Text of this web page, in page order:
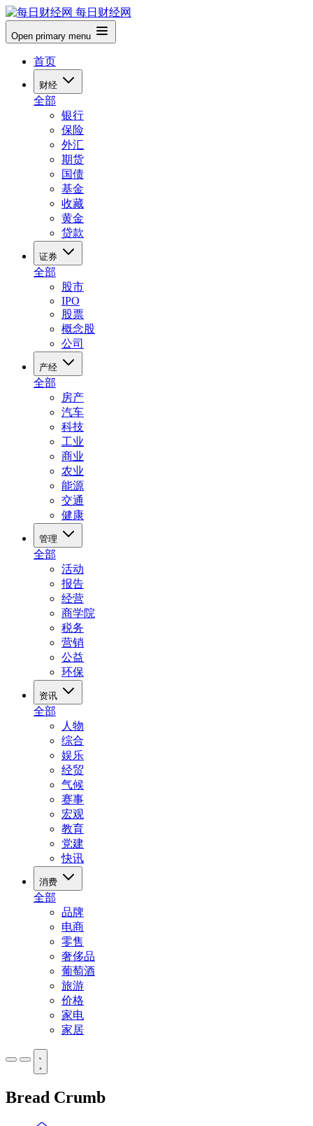
每日财经网
Open primary menu
首页
财经
全部
银行
保险
外汇
期货
国债
基金
收藏
黄金
贷款
证券
全部
股市
IPO
股票
概念股
公司
产经
全部
房产
汽车
科技
工业
商业
农业
能源
交通
健康
管理
全部
活动
报告
经营
商学院
税务
营销
公益
环保
资讯
全部
人物
综合
娱乐
经贸
气候
赛事
宏观
教育
党建
快讯
消费
全部
品牌
电商
零售
奢侈品
葡萄酒
旅游
价格
家电
家居
Bread Crumb